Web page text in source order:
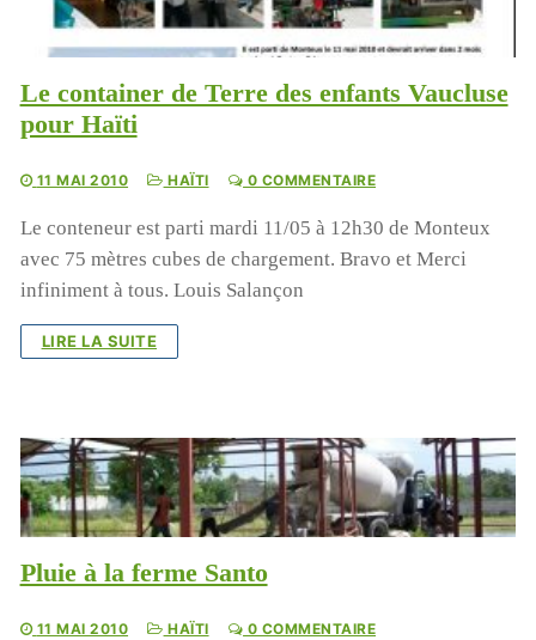
Le container de Terre des enfants Vaucluse
pour Haïti
11 MAI 2010 HAÏTI 0 COMMENTAIRE
Le conteneur est parti mardi 11/05 à 12h30 de Monteux
avec 75 mètres cubes de chargement. Bravo et Merci
infiniment à tous. Louis Salançon
LIRE LA SUITE
Pluie à la ferme Santo
11 MAI 2010 HAÏTI 0 COMMENTAIRE